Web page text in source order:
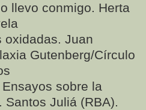
llevo conmigo. Herta
oxidadas. Juan
Gutenberg/Círculo
sobre la
Santos Juliá (RBA).